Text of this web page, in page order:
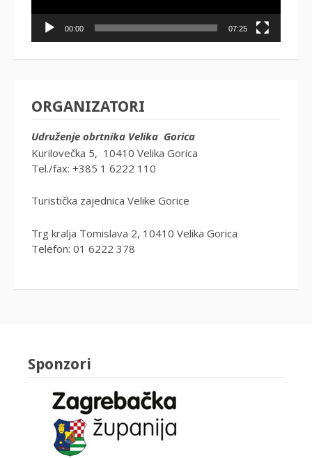
00:00 07:25
ORGANIZATORI
Udruženje obrtnika Velika Gorica
Kurilovečka 5, 10410 Velika Gorica
Tel./fax: +385 1 6222 110
Turistička zajednica Velike Gorice
Trg kralja Tomislava 2, 10410 Velika Gorica
Telefon: 01 6222 378
Sponzori